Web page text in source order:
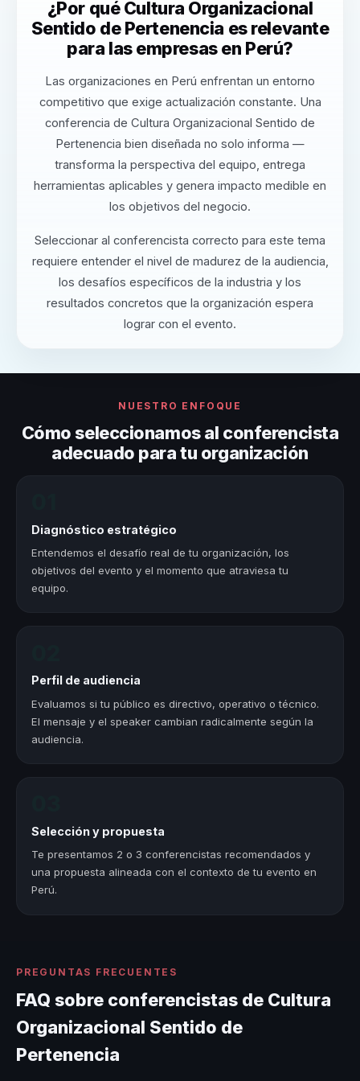
¿Por qué Cultura Organizacional
Sentido de Pertenencia es relevante
para las empresas en Perú?
Las organizaciones en Perú enfrentan un entorno
competitivo que exige actualización constante. Una
conferencia de Cultura Organizacional Sentido de
Pertenencia bien diseñada no solo informa —
transforma la perspectiva del equipo, entrega
herramientas aplicables y genera impacto medible en
los objetivos del negocio.
Seleccionar al conferencista correcto para este tema
requiere entender el nivel de madurez de la audiencia,
los desafíos específicos de la industria y los
resultados concretos que la organización espera
lograr con el evento.
NUESTRO ENFOQUE
Cómo seleccionamos al conferencista
adecuado para tu organización
Diagnóstico estratégico
Entendemos el desafío real de tu organización, los
objetivos del evento y el momento que atraviesa tu
equipo.
Perfil de audiencia
Evaluamos si tu público es directivo, operativo o técnico.
El mensaje y el speaker cambian radicalmente según la
audiencia.
Selección y propuesta
Te presentamos 2 o 3 conferencistas recomendados y
una propuesta alineada con el contexto de tu evento en
Perú.
PREGUNTAS FRECUENTES
FAQ sobre conferencistas de Cultura
Organizacional Sentido de
Pertenencia